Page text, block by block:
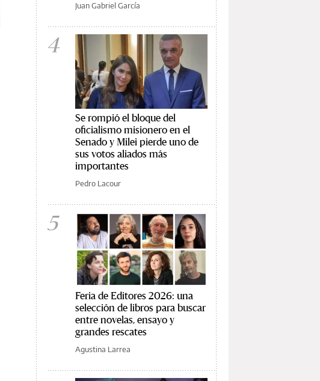
Juan Gabriel García
4
Se rompió el bloque del
oficialismo misionero en el
Senado y Milei pierde uno de
sus votos aliados más
importantes
Pedro Lacour
5
Feria de Editores 2026: una
selección de libros para buscar
entre novelas, ensayo y
grandes rescates
Agustina Larrea